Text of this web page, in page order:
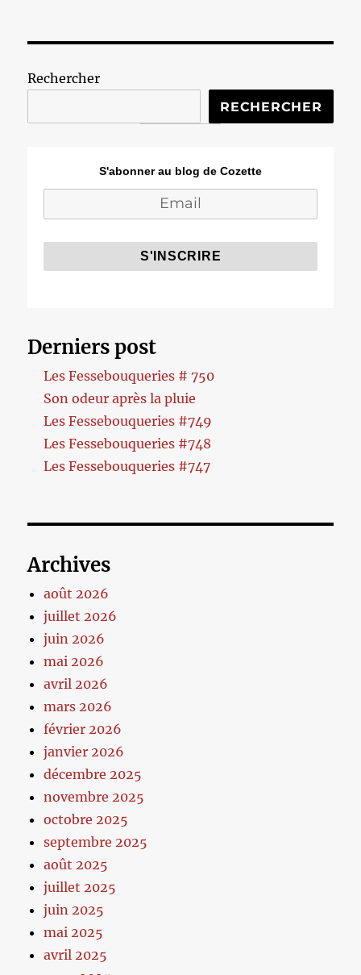
Rechercher
RECHERCHER
S'abonner au blog de Cozette
Derniers post
Les Fessebouqueries # 750
Son odeur après la pluie
Les Fessebouqueries #749
Les Fessebouqueries #748
Les Fessebouqueries #747
Archives
août 2026
juillet 2026
juin 2026
mai 2026
avril 2026
mars 2026
février 2026
janvier 2026
décembre 2025
novembre 2025
octobre 2025
septembre 2025
août 2025
juillet 2025
juin 2025
mai 2025
avril 2025